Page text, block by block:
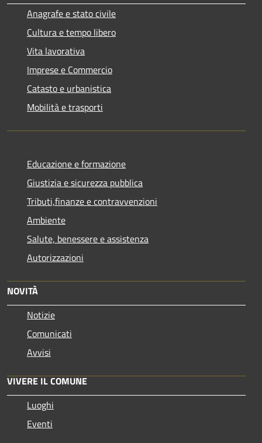
Anagrafe e stato civile
Cultura e tempo libero
Vita lavorativa
Imprese e Commercio
Catasto e urbanistica
Mobilità e trasporti
Educazione e formazione
Giustizia e sicurezza pubblica
Tributi,finanze e contravvenzioni
Ambiente
Salute, benessere e assistenza
Autorizzazioni
NOVITÀ
Notizie
Comunicati
Avvisi
VIVERE IL COMUNE
Luoghi
Eventi